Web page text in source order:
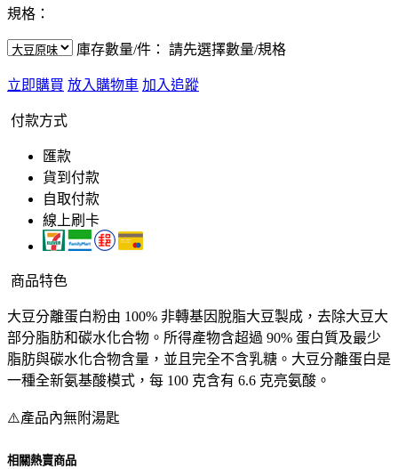
規格：
庫存數量/件： 請先選擇數量/規格
立即購買 放入購物車 加入追蹤
付款方式
匯款
貨到付款
自取付款
線上刷卡
商品特色
大豆分離蛋白粉由 100% 非轉基因脫脂大豆製成，去除大豆大
部分脂肪和碳水化合物。所得產物含超過 90% 蛋白質及最少
脂肪與碳水化合物含量，並且完全不含乳糖。大豆分離蛋白是
一種全新氨基酸模式，每 100 克含有 6.6 克亮氨酸。
⚠️產品內無附湯匙
相關熱賣商品